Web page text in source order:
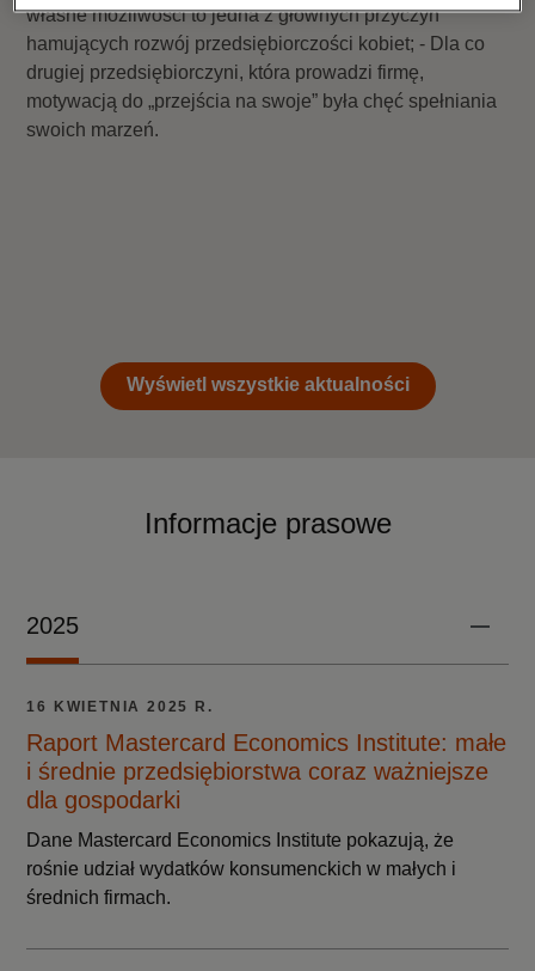
własne możliwości to jedna z głównych przyczyn
hamujących rozwój przedsiębiorczości kobiet; - Dla co
drugiej przedsiębiorczyni, która prowadzi firmę,
motywacją do „przejścia na swoje” była chęć spełniania
swoich marzeń.
Wyświetl wszystkie aktualności
Informacje prasowe
2025
16 KWIETNIA 2025 R.
Raport Mastercard Economics Institute: małe
i średnie przedsiębiorstwa coraz ważniejsze
dla gospodarki
Dane Mastercard Economics Institute pokazują, że
rośnie udział wydatków konsumenckich w małych i
średnich firmach.